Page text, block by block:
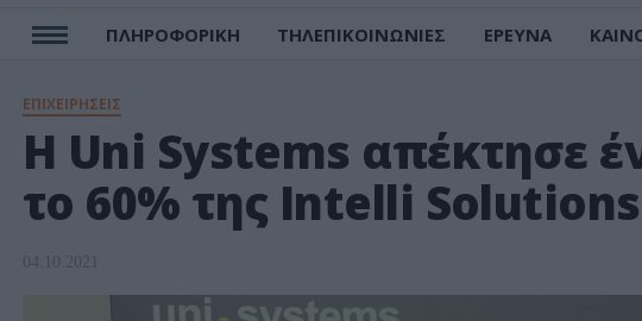
ΠΛΗΡΟΦΟΡΙΚΗ ΤΗΛΕΠΙΚΟΙΝΩΝΙΕΣ ΕΡΕΥΝΑ
ΕΠΙΧΕΙΡΗΣΕΙΣ
H Uni Systems απέκτησε
το 60% της Intelli Solutions
04.10.2021